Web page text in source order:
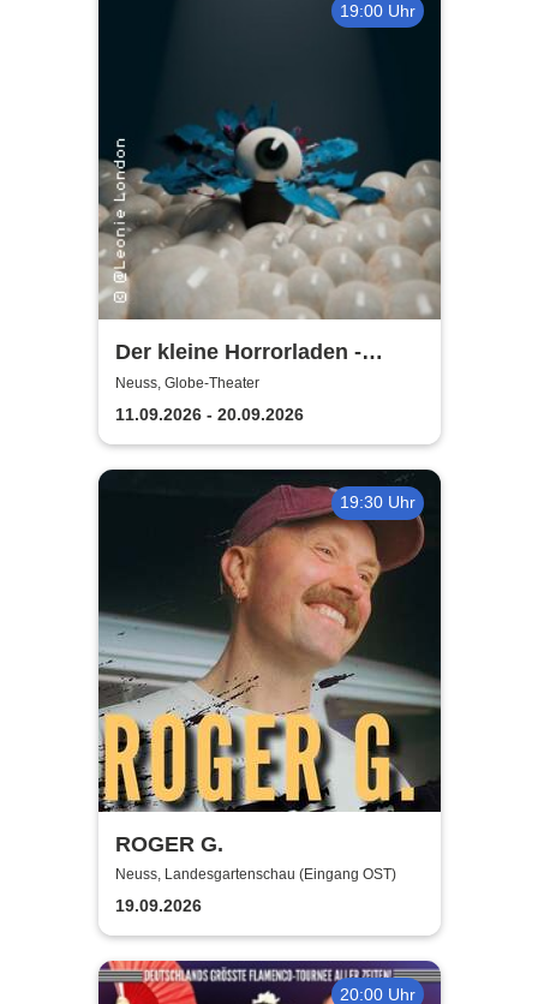
19:00 Uhr
Der kleine Horrorladen -
Kulturforum Alte Post und
Musikschule Neuss
Neuss, Globe-Theater
11.09.2026 - 20.09.2026
19:30 Uhr
ROGER G.
Neuss, Landesgartenschau (Eingang OST)
19.09.2026
20:00 Uhr